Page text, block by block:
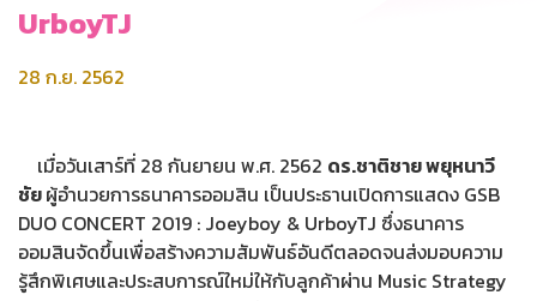
UrboyTJ
28 ก.ย. 2562
เมื่อวันเสาร์ที่ 28 กันยายน พ.ศ. 2562 ดร.ชาติชาย พยุหนาวี
ชัยผู้อำนวยการธนาคารออมสิน เป็นประธานเปิดการแสดง GSB
DUO CONCERT 2019 : Joeyboy & UrboyTJ ซึ่งธนาคาร
ออมสินจัดขึ้นเพื่อสร้างความสัมพันธ์อันดีตลอดจนส่งมอบความ
รู้สึกพิเศษและประสบการณ์ใหม่ให้กับลูกค้าผ่าน Music Strategy